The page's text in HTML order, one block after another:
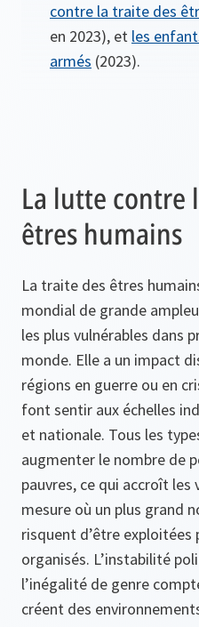
contre la traite des
en 2023), et les
armés (2023).
La lutte contre
êtres humains
La traite des êtres
mondial de grande
les plus vulnérables dans
monde. Elle a un impact
régions en guerre ou en
font sentir aux échelles
et nationale. Tous les
augmenter le nombre de
pauvres, ce qui accroît les
mesure où un plus grand
risquent d’être exploitées
organisés. L’instabilité
l’inégalité de genre
créent des